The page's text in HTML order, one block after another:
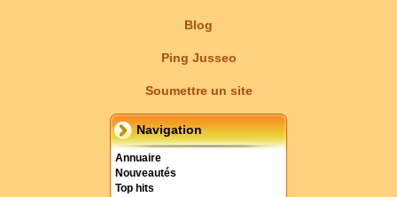
Blog
Ping Jusseo
Soumettre un site
Navigation
Annuaire
Nouveautés
Top hits